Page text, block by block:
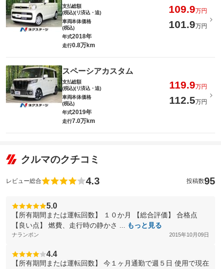
支払総額
(税込)(リ済込・追)
109.9万円
車両本体価格
(税込)
101.9万円
年式2018年
走行0.8万km
スペーシアカスタム
支払総額
(税込)(リ済込・追)
119.9万円
車両本体価格
(税込)
112.5万円
年式2019年
走行7.0万km
クルマのクチコミ
レビュー総合 4.3 投稿数95
5.0
【所有期間または運転回数】 １０か月 【総合評価】 合格点
【良い点】 燃費、走行時の静かさ ...
もっと見る
ナランポン 2015年10月09日
4.4
【所有期間または運転回数】 今１ヶ月通勤で週５日 使用で現在